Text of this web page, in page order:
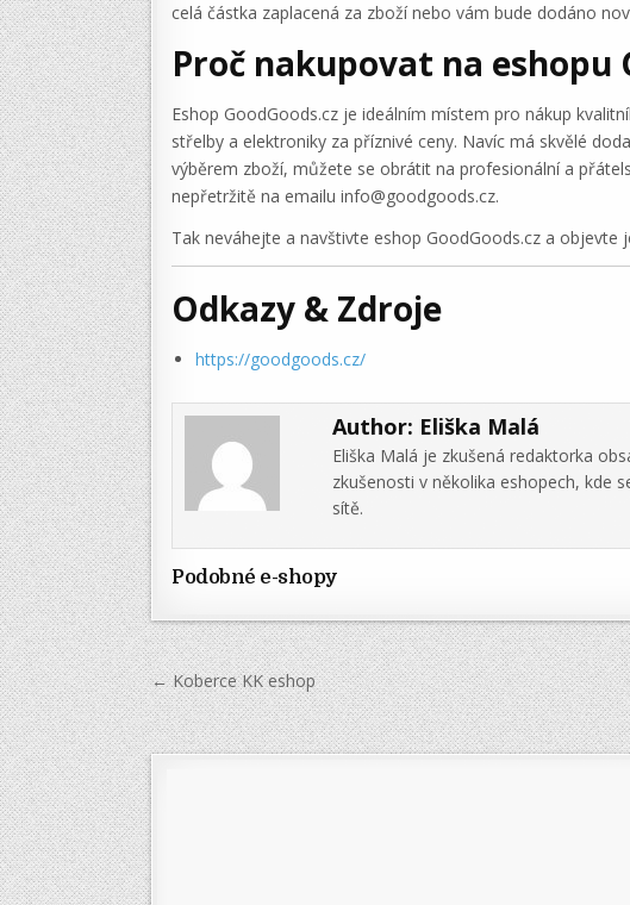
celá částka zaplacená za zboží nebo vám bude dodáno
Proč nakupovat na eshopu
Eshop GoodGoods.cz je ideálním místem pro nákup
střelby a elektroniky za příznivé ceny. Navíc má skvělé
výběrem zboží, můžete se obrátit na profesionální a
nepřetržitě na emailu info@goodgoods.cz.
Tak neváhejte a navštivte eshop GoodGoods.cz a
Odkazy & Zdroje
https://goodgoods.cz/
Author: Eliška Malá
Eliška Malá je zkušená redaktorka
zkušenosti v několika eshopech, kde
sítě.
Podobné e-shopy
Navigace
pro
příspěvek
← Koberce KK eshop